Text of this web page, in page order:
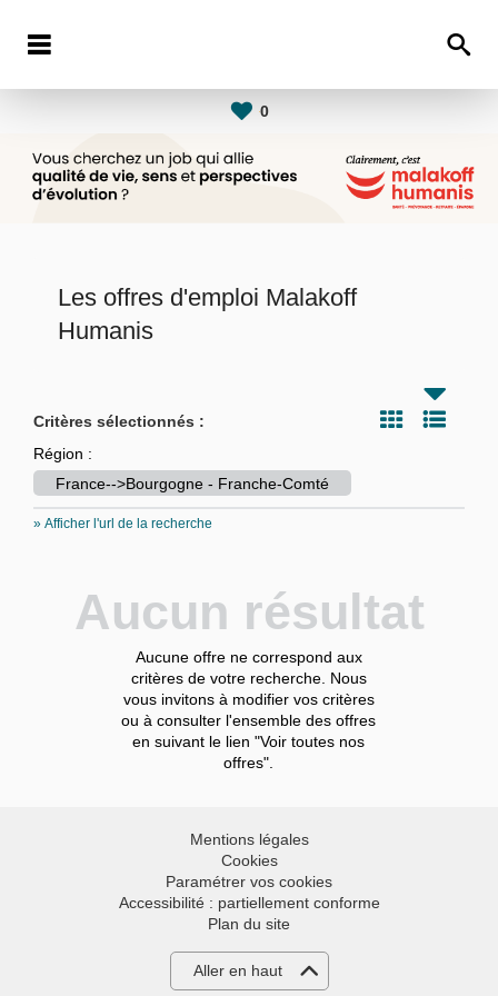
0
Les offres d'emploi Malakoff
Humanis
Critères sélectionnés :
Région :
France-->Bourgogne - Franche-Comté
» Afficher l'url de la recherche
Aucun résultat
Aucune offre ne correspond aux
critères de votre recherche. Nous
vous invitons à modifier vos critères
ou à consulter l'ensemble des offres
en suivant le lien "Voir toutes nos
offres".
Mentions légales
Cookies
Paramétrer vos cookies
Accessibilité : partiellement conforme
Plan du site
Aller en haut